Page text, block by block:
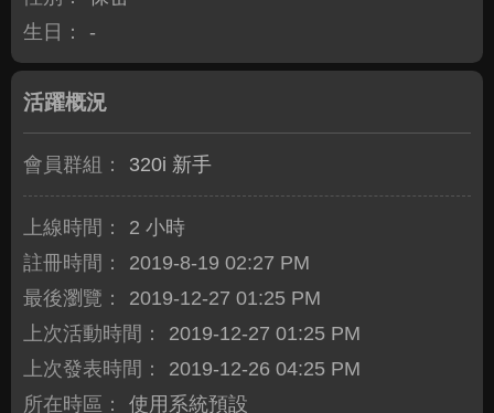
生日：
-
活躍概況
會員群組： 320i 新手
上線時間：
2 小時
註冊時間：
2019-8-19 02:27 PM
最後瀏覽：
2019-12-27 01:25 PM
上次活動時間：
2019-12-27 01:25 PM
上次發表時間：
2019-12-26 04:25 PM
所在時區：
使用系統預設